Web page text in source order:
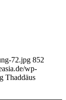
72.jpg 852
wp-
Thaddäus